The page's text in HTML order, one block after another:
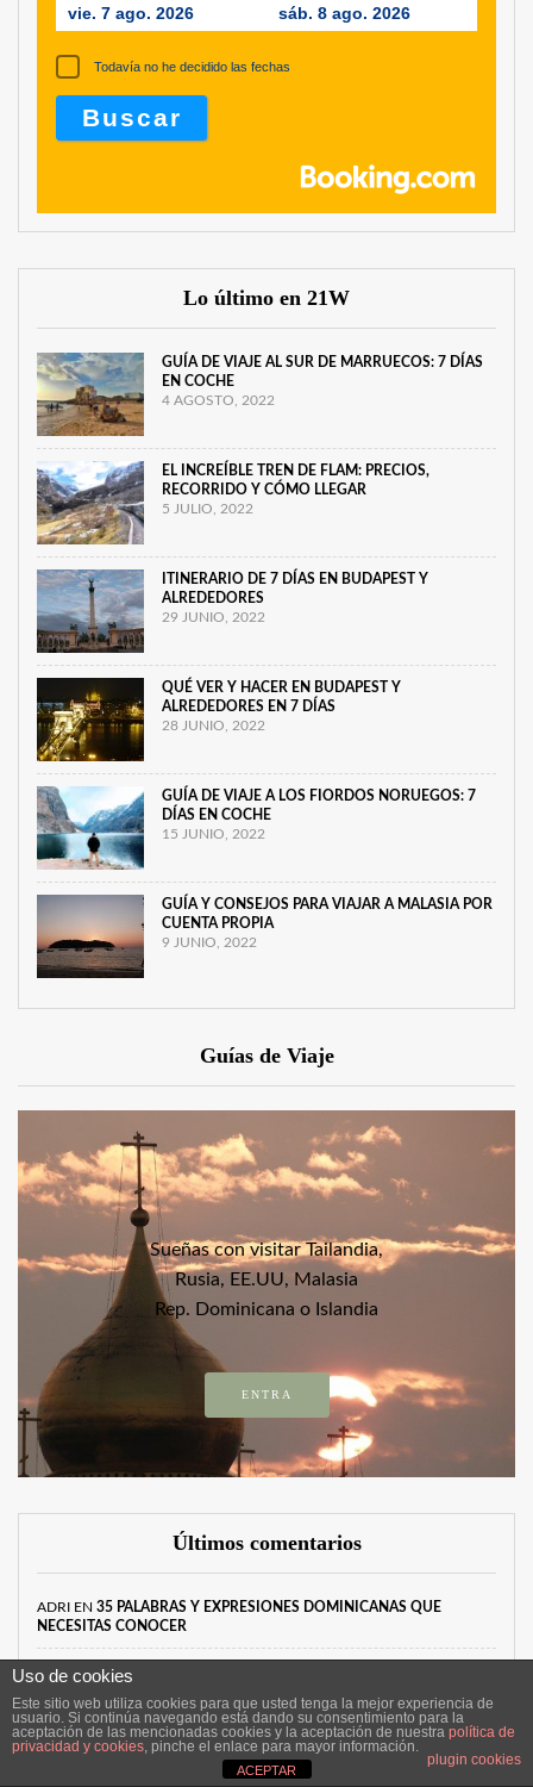
vie. 7 ago. 2026 sáb. 8 ago. 2026
Todavía no he decidido las fechas
Lo último en 21W
GUÍA DE VIAJE AL SUR DE MARRUECOS: 7 DÍAS
EN COCHE
4 AGOSTO, 2022
EL INCREÍBLE TREN DE FLAM: PRECIOS,
RECORRIDO Y CÓMO LLEGAR
5 JULIO, 2022
ITINERARIO DE 7 DÍAS EN BUDAPEST Y
ALREDEDORES
29 JUNIO, 2022
QUÉ VER Y HACER EN BUDAPEST Y
ALREDEDORES EN 7 DÍAS
28 JUNIO, 2022
GUÍA DE VIAJE A LOS FIORDOS NORUEGOS: 7
DÍAS EN COCHE
15 JUNIO, 2022
GUÍA Y CONSEJOS PARA VIAJAR A MALASIA POR
CUENTA PROPIA
9 JUNIO, 2022
Guías de Viaje
Sueñas con visitar Tailandia,
Rusia, EE.UU, Malasia
Rep. Dominicana o Islandia
ENTRA
Últimos comentarios
ADRI EN 35 PALABRAS Y EXPRESIONES DOMINICANAS QUE
NECESITAS CONOCER
ALEJO NEGRE BAUZA
ROBERTEN35 PALABRAS Y EXPRESIONES DOMINICANAS QUE
NECESITAS CONOCER
Uso de cookies
Este sitio web utiliza cookies para que usted tenga la mejor experiencia de
usuario. Si continúa navegando está dando su consentimiento para la
aceptación de las mencionadas cookies y la aceptación de nuestra política de
privacidad y cookies, pinche el enlace para mayor información.
plugin cookies
ACEPTAR